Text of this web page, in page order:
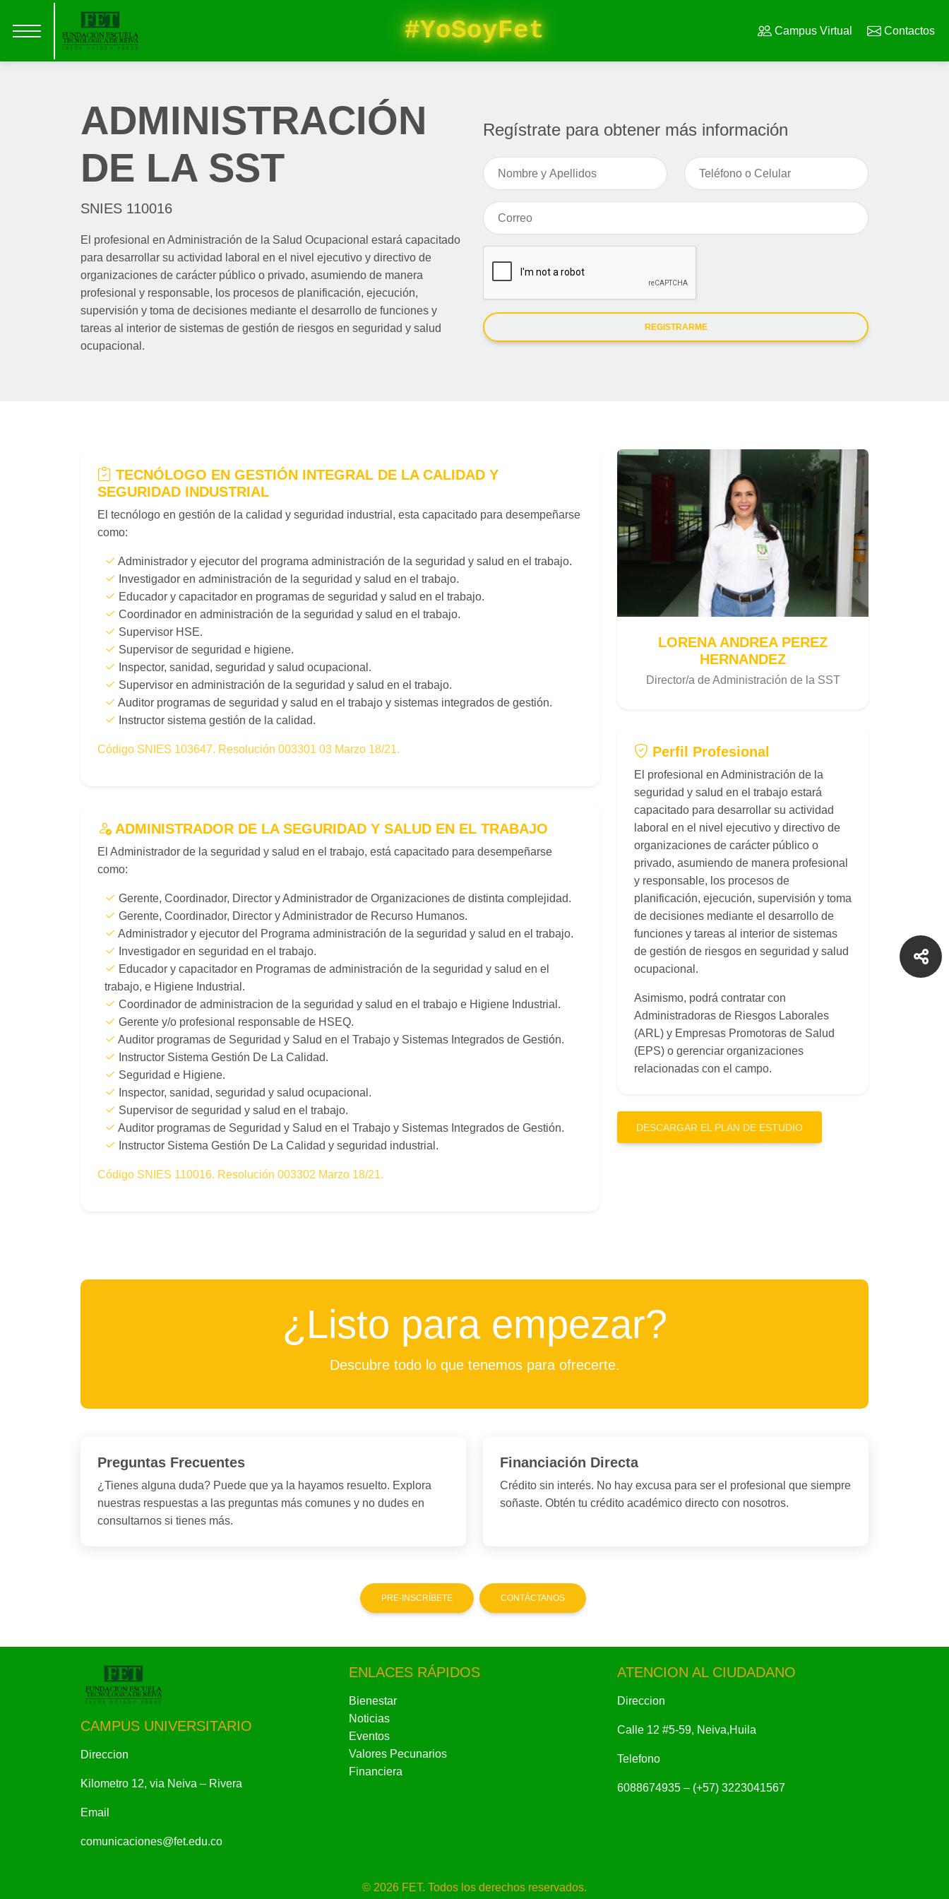
OET2FKAOA Campus Virtual Contactos
ADMINISTRACIÓN
DE LA SST
SNIES 110016
El profesional en Administración de la Salud Ocupacional estará capacitado
para desarrollar su actividad laboral en el nivel ejecutivo y directivo de
organizaciones de carácter público o privado, asumiendo de manera
profesional y responsable, los procesos de planificación, ejecución,
supervisión y toma de decisiones mediante el desarrollo de funciones y
tareas al interior de sistemas de gestión de riesgos en seguridad y salud
ocupacional.
Regístrate para obtener más información
REGISTRARME
TECNÓLOGO EN GESTIÓN INTEGRAL DE LA CALIDAD Y
SEGURIDAD INDUSTRIAL
El tecnólogo en gestión de la calidad y seguridad industrial, esta capacitado para desempeñarse
como:
Administrador y ejecutor del programa administración de la seguridad y salud en el trabajo.
Investigador en administración de la seguridad y salud en el trabajo.
Educador y capacitador en programas de seguridad y salud en el trabajo.
Coordinador en administración de la seguridad y salud en el trabajo.
Supervisor HSE.
Supervisor de seguridad e higiene.
Inspector, sanidad, seguridad y salud ocupacional.
Supervisor en administración de la seguridad y salud en el trabajo.
Auditor programas de seguridad y salud en el trabajo y sistemas integrados de gestión.
Instructor sistema gestión de la calidad.
Código SNIES 103647. Resolución 003301 03 Marzo 18/21.
ADMINISTRADOR DE LA SEGURIDAD Y SALUD EN EL TRABAJO
El Administrador de la seguridad y salud en el trabajo, está capacitado para desempeñarse
como:
Gerente, Coordinador, Director y Administrador de Organizaciones de distinta complejidad.
Gerente, Coordinador, Director y Administrador de Recurso Humanos.
Administrador y ejecutor del Programa administración de la seguridad y salud en el trabajo.
Investigador en seguridad en el trabajo.
Educador y capacitador en Programas de administración de la seguridad y salud en el
trabajo, e Higiene Industrial.
Coordinador de administracion de la seguridad y salud en el trabajo e Higiene Industrial.
Gerente y/o profesional responsable de HSEQ.
Auditor programas de Seguridad y Salud en el Trabajo y Sistemas Integrados de Gestión.
Instructor Sistema Gestión De La Calidad.
Seguridad e Higiene.
Inspector, sanidad, seguridad y salud ocupacional.
Supervisor de seguridad y salud en el trabajo.
Auditor programas de Seguridad y Salud en el Trabajo y Sistemas Integrados de Gestión.
Instructor Sistema Gestión De La Calidad y seguridad industrial.
Código SNIES 110016. Resolución 003302 Marzo 18/21.
LORENA ANDREA PEREZ
HERNANDEZ
Director/a de Administración de la SST
Perfil Profesional
El profesional en Administración de la
seguridad y salud en el trabajo estará
capacitado para desarrollar su actividad
laboral en el nivel ejecutivo y directivo de
organizaciones de carácter público o
privado, asumiendo de manera profesional
y responsable, los procesos de
planificación, ejecución, supervisión y toma
de decisiones mediante el desarrollo de
funciones y tareas al interior de sistemas
de gestión de riesgos en seguridad y salud
ocupacional.
Asimismo, podrá contratar con
Administradoras de Riesgos Laborales
(ARL) y Empresas Promotoras de Salud
(EPS) o gerenciar organizaciones
relacionadas con el campo.
DESCARGAR EL PLAN DE ESTUDIO
¿Listo para empezar?
Descubre todo lo que tenemos para ofrecerte.
Preguntas Frecuentes
¿Tienes alguna duda? Puede que ya la hayamos resuelto. Explora
nuestras respuestas a las preguntas más comunes y no dudes en
consultarnos si tienes más.
Financiación Directa
Crédito sin interés. No hay excusa para ser el profesional que siempre
soñaste. Obtén tu crédito académico directo con nosotros.
PRE-INSCRÍBETE CONTÁCTANOS
CAMPUS UNIVERSITARIO
Direccion
Kilometro 12, via Neiva – Rivera
Email
comunicaciones@fet.edu.co
ENLACES RÁPIDOS
Bienestar
Noticias
Eventos
Valores Pecunarios
Financiera
ATENCION AL CIUDADANO
Direccion
Calle 12 #5-59, Neiva,Huila
Telefono
6088674935 – (+57) 3223041567
© 2026 FET. Todos los derechos reservados.